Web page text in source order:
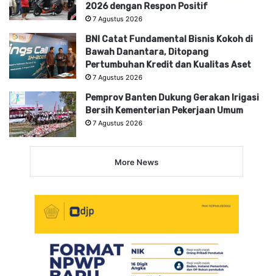
2026 dengan Respon Positif
7 Agustus 2026
BNI Catat Fundamental Bisnis Kokoh di
Bawah Danantara, Ditopang
Pertumbuhan Kredit dan Kualitas Aset
7 Agustus 2026
Pemprov Banten Dukung Gerakan Irigasi
Bersih Kementerian Pekerjaan Umum
7 Agustus 2026
More News